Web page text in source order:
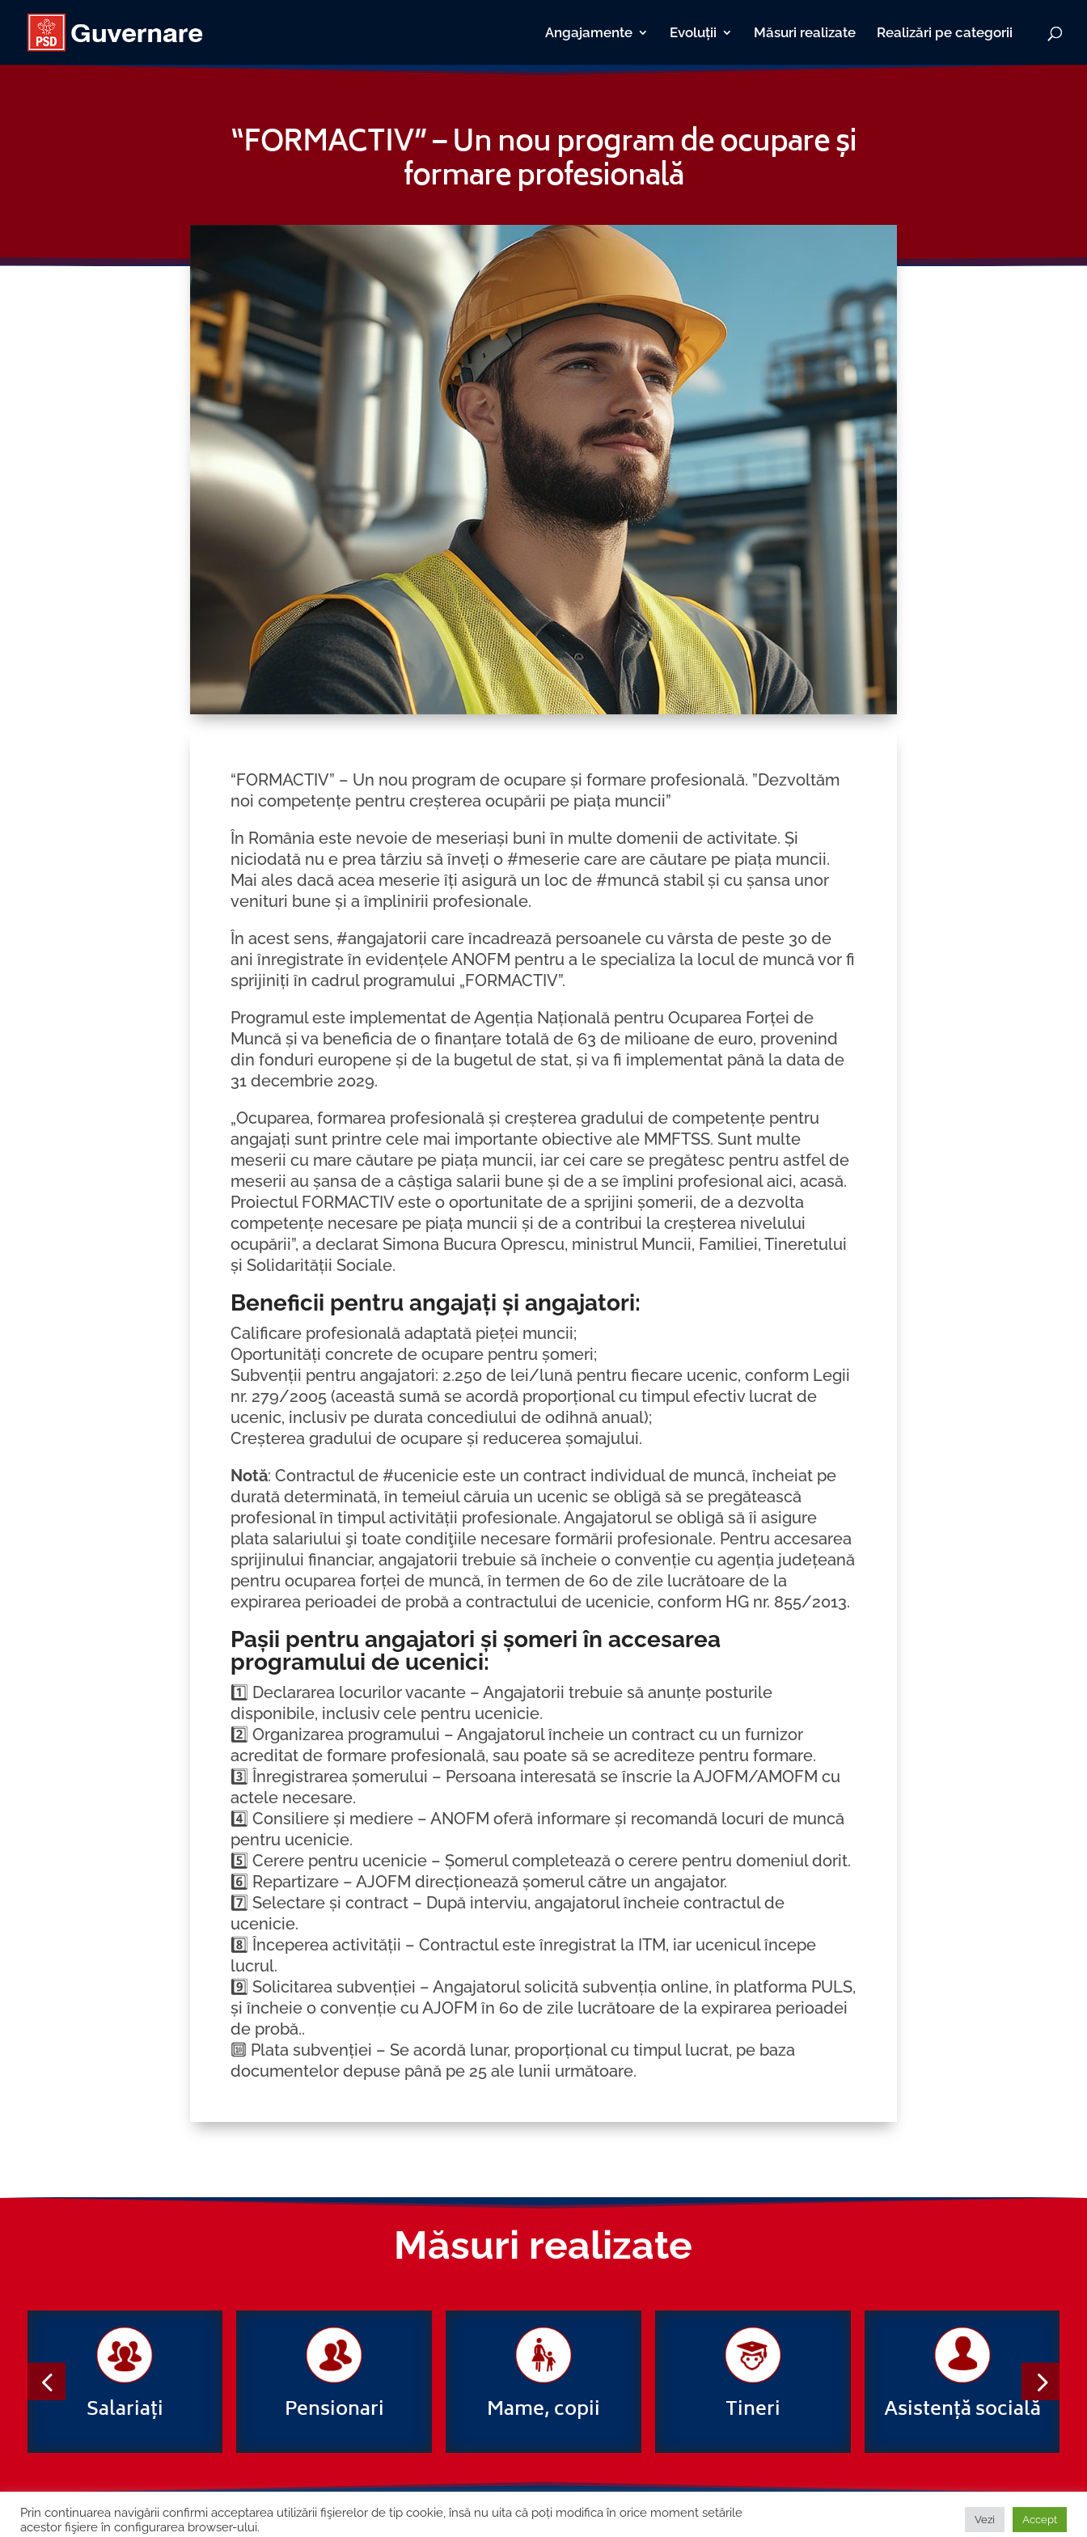
Angajamente Evoluții Măsuri realizate Realizări pe categorii
“FORMACTIV” – Un nou program de ocupare și
formare profesională
“FORMACTIV” – Un nou program de ocupare și formare profesională. ”Dezvoltăm
noi competențe pentru creșterea ocupării pe piața muncii”
În România este nevoie de meseriași buni în multe domenii de activitate. Și
niciodată nu e prea târziu să înveți o #meserie care are căutare pe piața muncii.
Mai ales dacă acea meserie îți asigură un loc de #muncă stabil și cu șansa unor
venituri bune și a împlinirii profesionale.
În acest sens, #angajatorii care încadrează persoanele cu vârsta de peste 30 de
ani înregistrate în evidențele ANOFM pentru a le specializa la locul de muncă vor fi
sprijiniți în cadrul programului „FORMACTIV”.
Programul este implementat de Agenția Națională pentru Ocuparea Forței de
Muncă și va beneficia de o finanțare totală de 63 de milioane de euro, provenind
din fonduri europene și de la bugetul de stat, și va fi implementat până la data de
31 decembrie 2029.
„Ocuparea, formarea profesională și creșterea gradului de competențe pentru
angajați sunt printre cele mai importante obiective ale MMFTSS. Sunt multe
meserii cu mare căutare pe piața muncii, iar cei care se pregătesc pentru astfel de
meserii au șansa de a câștiga salarii bune și de a se împlini profesional aici, acasă.
Proiectul FORMACTIV este o oportunitate de a sprijini șomerii, de a dezvolta
competențe necesare pe piața muncii și de a contribui la creșterea nivelului
ocupării”, a declarat Simona Bucura Oprescu, ministrul Muncii, Familiei, Tineretului
și Solidarității Sociale.
Beneficii pentru angajați și angajatori:
Calificare profesională adaptată pieței muncii;
Oportunități concrete de ocupare pentru șomeri;
Subvenții pentru angajatori: 2.250 de lei/lună pentru fiecare ucenic, conform Legii
nr. 279/2005 (această sumă se acordă proporțional cu timpul efectiv lucrat de
ucenic, inclusiv pe durata concediului de odihnă anual);
Creșterea gradului de ocupare și reducerea șomajului.
Notă: Contractul de #ucenicie este un contract individual de muncă, încheiat pe
durată determinată, în temeiul căruia un ucenic se obligă să se pregătească
profesional în timpul activității profesionale. Angajatorul se obligă să îi asigure
plata salariului şi toate condiţiile necesare formării profesionale. Pentru accesarea
sprijinului financiar, angajatorii trebuie să încheie o convenție cu agenția județeană
pentru ocuparea forței de muncă, în termen de 60 de zile lucrătoare de la
expirarea perioadei de probă a contractului de ucenicie, conform HG nr. 855/2013.
Pașii pentru angajatori și șomeri în accesarea
programului de ucenici:
1️⃣ Declararea locurilor vacante – Angajatorii trebuie să anunțe posturile
disponibile, inclusiv cele pentru ucenicie.
2️⃣ Organizarea programului – Angajatorul încheie un contract cu un furnizor
acreditat de formare profesională, sau poate să se acrediteze pentru formare.
3️⃣ Înregistrarea șomerului – Persoana interesată se înscrie la AJOFM/AMOFM cu
actele necesare.
4️⃣ Consiliere și mediere – ANOFM oferă informare și recomandă locuri de muncă
pentru ucenicie.
5️⃣ Cerere pentru ucenicie – Șomerul completează o cerere pentru domeniul dorit.
6️⃣ Repartizare – AJOFM direcționează șomerul către un angajator.
7️⃣ Selectare și contract – După interviu, angajatorul încheie contractul de
ucenicie.
8️⃣ Începerea activității – Contractul este înregistrat la ITM, iar ucenicul începe
lucrul.
9️⃣ Solicitarea subvenției – Angajatorul solicită subvenția online, în platforma PULS,
și încheie o convenție cu AJOFM în 60 de zile lucrătoare de la expirarea perioadei
de probă..
🔟 Plata subvenției – Se acordă lunar, proporțional cu timpul lucrat, pe baza
documentelor depuse până pe 25 ale lunii următoare.
Măsuri realizate
Salariați Pensionari Mame, copii Tineri Asistență socială
Șos. Kiseleff nr. 10, București Contact Cookie și GDPR
Prin continuarea navigării confirmi acceptarea utilizării fişierelor de tip cookie, însă nu uita că poți modifica în orice moment setările
acestor fişiere în configurarea browser-ului.
Vezi Accept